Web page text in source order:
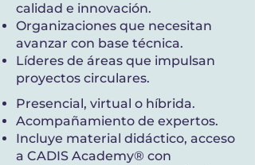
calidad e innovación.
Organizaciones que necesitan
avanzar con base técnica.
Líderes de áreas que impulsan
proyectos circulares.
Presencial, virtual o híbrida.
Acompañamiento de expertos.
Incluye material didáctico, acceso
a CADIS Academy® con